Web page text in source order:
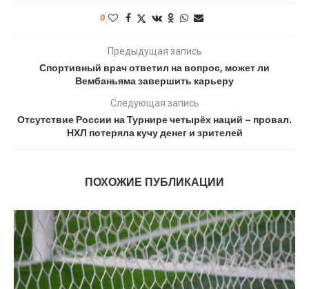
0
Предыдущая запись
Спортивный врач ответил на вопрос, может ли
Вембаньяма завершить карьеру
Следующая запись
Отсутствие России на Турнире четырёх наций – провал.
НХЛ потеряла кучу денег и зрителей
ПОХОЖИЕ ПУБЛИКАЦИИ